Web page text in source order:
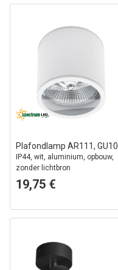
Plafondlamp AR111, GU10
IP44, wit, aluminium, opbouw,
zonder lichtbron
19,75 €